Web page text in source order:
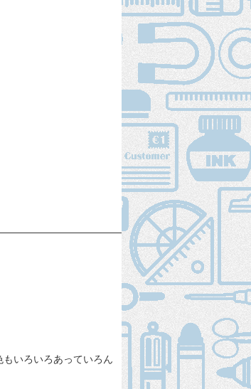
いろいろあっていろん